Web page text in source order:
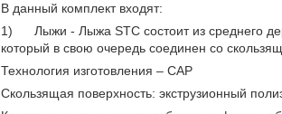
В данный комплект входят:
1) Лыжи - Лыжа STC состоит из среднего
который в свою очередь соединен со
Технология изготовления – CAP
Скользящая поверхность: экструзионный